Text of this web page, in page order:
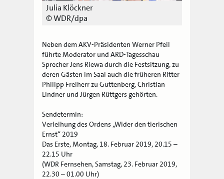
Julia Klöckner
© WDR/dpa
Neben dem AKV-Präsidenten Werner Pfeil
führte Moderator und ARD-Tagesschau
Sprecher Jens Riewa durch die Festsitzung, zu
deren Gästen im Saal auch die früheren Ritter
Philipp Freiherr zu Guttenberg, Christian
Lindner und Jürgen Rüttgers gehörten.
Sendetermin:
Verleihung des Ordens „Wider den tierischen
Ernst“ 2019
Das Erste, Montag, 18. Februar 2019, 20.15 –
22.15 Uhr
(WDR Fernsehen, Samstag, 23. Februar 2019,
22.30 – 01.00 Uhr)